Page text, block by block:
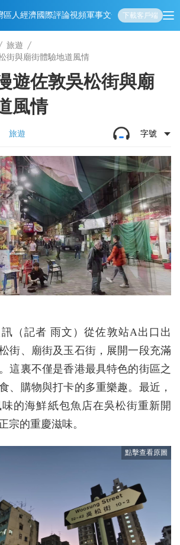
區人經濟國際評論視頻軍事文化 娛樂生活教育體
下載客戶端
旅遊
街與廟街體驗地道風情
遊佐敦吳松街與廟
風情
旅遊 字號
（記者 雨文）從佐敦站A出口出
街、廟街及玉石街，展開一段充滿
這裏不僅是香港最具特色的街區之
、購物與打卡的多重樂趣。最近，
的海鮮紙包魚店在吳松街重新開
宗的重慶滋味。